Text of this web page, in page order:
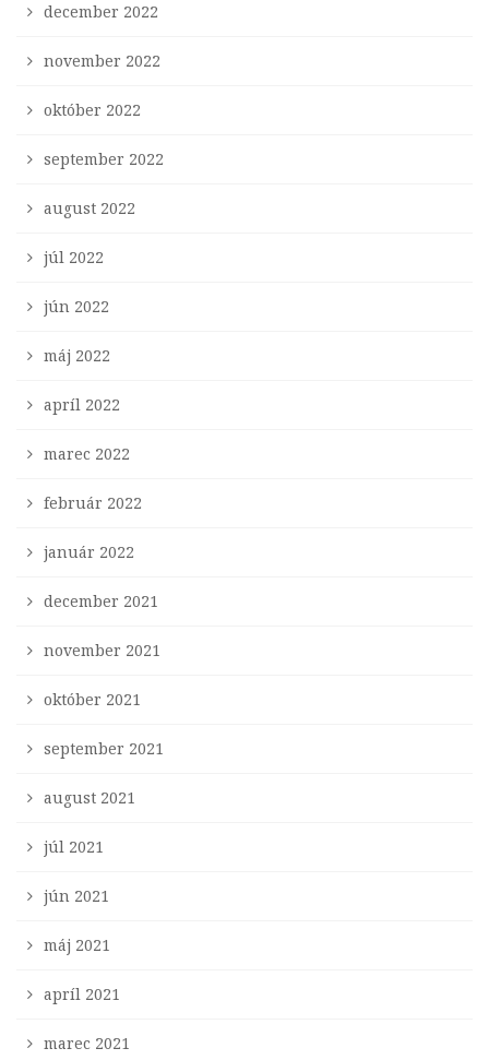
december 2022
november 2022
október 2022
september 2022
august 2022
júl 2022
jún 2022
máj 2022
apríl 2022
marec 2022
február 2022
január 2022
december 2021
november 2021
október 2021
september 2021
august 2021
júl 2021
jún 2021
máj 2021
apríl 2021
marec 2021